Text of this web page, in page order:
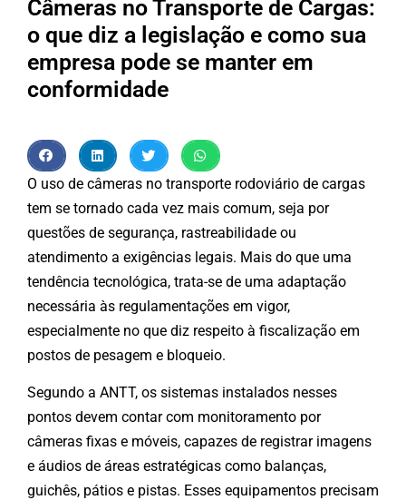
Câmeras no Transporte de Cargas:
o que diz a legislação e como sua
empresa pode se manter em
conformidade
O uso de câmeras no transporte rodoviário de cargas
tem se tornado cada vez mais comum, seja por
questões de segurança, rastreabilidade ou
atendimento a exigências legais. Mais do que uma
tendência tecnológica, trata-se de uma adaptação
necessária às regulamentações em vigor,
especialmente no que diz respeito à fiscalização em
postos de pesagem e bloqueio.
Segundo a ANTT, os sistemas instalados nesses
pontos devem contar com monitoramento por
câmeras fixas e móveis, capazes de registrar imagens
e áudios de áreas estratégicas como balanças,
guichês, pátios e pistas. Esses equipamentos precisam